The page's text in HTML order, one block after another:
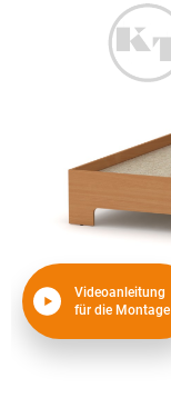
Videoanleitung
für die Montage